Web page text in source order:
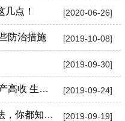
[2020-06-26]
点！
[2019-10-08]
防治措施
[2019-09-30]
[2019-09-24]
施肥技巧
[2019-09-19]
知道吗？